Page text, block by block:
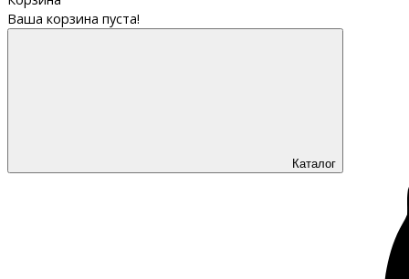
Ваша корзина пуста!
Каталог